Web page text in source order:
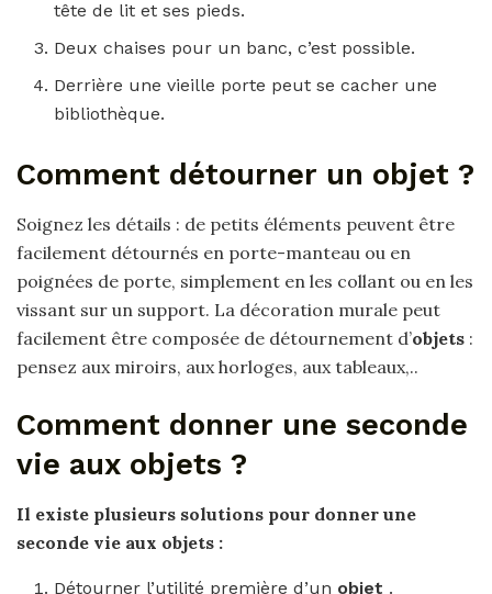
tête de lit et ses pieds.
Deux chaises pour un banc, c’est possible.
Derrière une vieille porte peut se cacher une
bibliothèque.
Comment détourner un objet ?
Soignez les détails : de petits éléments peuvent être
facilement détournés en porte-manteau ou en
poignées de porte, simplement en les collant ou en les
vissant sur un support. La décoration murale peut
facilement être composée de détournement d’objets :
pensez aux miroirs, aux horloges, aux tableaux,..
Comment donner une seconde
vie aux objets ?
Il existe plusieurs solutions pour donner une
seconde vie aux objets :
Détourner l’utilité première d’un objet .